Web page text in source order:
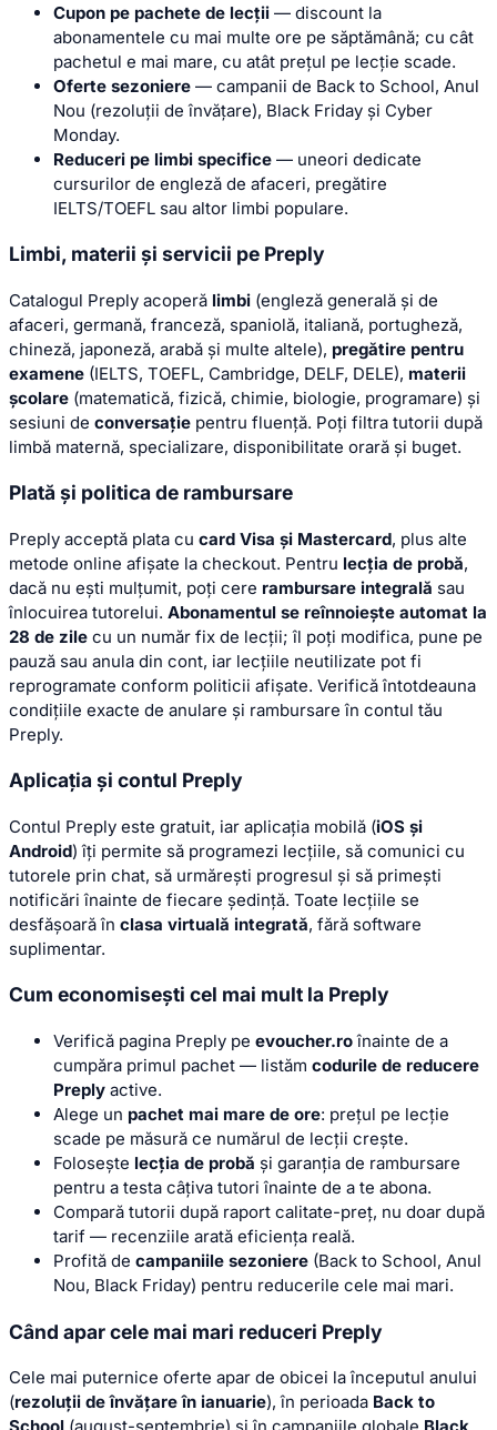
Cupon pe pachete de lecții — discount la
abonamentele cu mai multe ore pe săptămână; cu cât
pachetul e mai mare, cu atât prețul pe lecție scade.
Oferte sezoniere — campanii de Back to School, Anul
Nou (rezoluții de învățare), Black Friday și Cyber
Monday.
Reduceri pe limbi specifice — uneori dedicate
cursurilor de engleză de afaceri, pregătire
IELTS/TOEFL sau altor limbi populare.
Limbi, materii și servicii pe Preply
Catalogul Preply acoperă limbi (engleză generală și de
afaceri, germană, franceză, spaniolă, italiană, portugheză,
chineză, japoneză, arabă și multe altele), pregătire pentru
examene (IELTS, TOEFL, Cambridge, DELF, DELE), materii
școlare (matematică, fizică, chimie, biologie, programare) și
sesiuni de conversație pentru fluență. Poți filtra tutorii după
limbă maternă, specializare, disponibilitate orară și buget.
Plată și politica de rambursare
Preply acceptă plata cu card Visa și Mastercard, plus alte
metode online afișate la checkout. Pentru lecția de probă,
dacă nu ești mulțumit, poți cere rambursare integrală sau
înlocuirea tutorelui. Abonamentul se reînnoiește automat la
28 de zile cu un număr fix de lecții; îl poți modifica, pune pe
pauză sau anula din cont, iar lecțiile neutilizate pot fi
reprogramate conform politicii afișate. Verifică întotdeauna
condițiile exacte de anulare și rambursare în contul tău
Preply.
Aplicația și contul Preply
Contul Preply este gratuit, iar aplicația mobilă (iOS și
Android) îți permite să programezi lecțiile, să comunici cu
tutorele prin chat, să urmărești progresul și să primești
notificări înainte de fiecare ședință. Toate lecțiile se
desfășoară în clasa virtuală integrată, fără software
suplimentar.
Cum economisești cel mai mult la Preply
Verifică pagina Preply pe evoucher.roînainte de a
cumpăra primul pachet — listăm codurile de reducere
Preply active.
Alege un pachet mai mare de ore: prețul pe lecție
scade pe măsură ce numărul de lecții crește.
Folosește lecția de probă și garanția de rambursare
pentru a testa câțiva tutori înainte de a te abona.
Compară tutorii după raport calitate-preț, nu doar după
tarif — recenziile arată eficiența reală.
Profită de campaniile sezoniere (Back to School, Anul
Nou, Black Friday) pentru reducerile cele mai mari.
Când apar cele mai mari reduceri Preply
Cele mai puternice oferte apar de obicei la începutul anului
(rezoluții de învățare în ianuarie), în perioada Back to